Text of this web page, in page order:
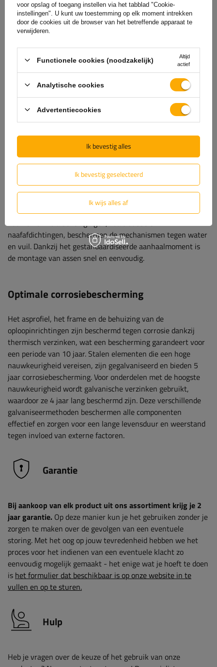
Onderhoudsvrije lagers en eenvoudige
montage
De assen zijn voorzien van dubbele hoekcontactkogellagers
(compactlagers), die een levensduur van 250.000 km hebben.
Ze worden levenslang gesmeerd met een speciaal
waterverdringend vet dat het binnendringen van vet
voorkomt. Extra beveiligingen, zoals dubbele
naafafdichtingen, beschermen de mechanismen tegen water
en vuil. Dankzij het gestandaardiseerde aanhaalmoment is
de montage van assen snel en eenvoudig.
Optimale corrosiebescherming
Het asprofiel, het frame en de behuizing van de
oploopinrichtingen zijn beschermd tegen corrosie dankzij
thermisch verzinken, wat een bescherming garandeert voor
een periode van 10 jaar. Stalen elementen die een hoge
nauwkeurigheid vereisen, zijn gegalvaniseerd en bieden 5
jaar corrosiebescherming. Voor onderdelen met de hoogste
nauwkeurigheid wordt galvanische verzinken gebruikt,
waardoor ze 4 jaar lang beschermd zijn. Deze verschillende
galvaniseermethoden beschermen alle componenten
effectief en zorgen voor een lange levensduur en weerstand
tegen invloed van externe factoren.
Garantie
Bij aankoop van elk product uit ons assortiment krijg je 2
jaar garantie. Op deze manier kun je het gebruiken zonder je
zorgen te maken over de gevolgen van een eventuele
storing. Met het oog op jouw tevredenheid hebben we het
proces voor het indienen van een eventuele klacht zo
eenvoudig mogelijk gemaakt - het enige wat je hoeft te doen
is het formulier dat beschikbaar is op onze website in te
vullen en op te sturen.
Hulp
Heb je vragen over de keuze of het gebruik van onze
voor opslag of toegang instellen via het tabblad "Cookie-
instellingen". U kunt uw toestemming op elk moment intrekken
door de cookies uit de browser van het betreffende apparaat te
verwijderen.
Functionele cookies (noodzakelijk)
Altijd
actief
Analytische cookies
Advertentiecookies
Ik bevestig geselecteerd
Ik wijs alles af
Ik bevestig alles